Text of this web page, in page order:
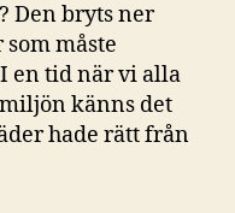
Den bryts ner
måste
en tid när vi alla
känns det
hade rätt från